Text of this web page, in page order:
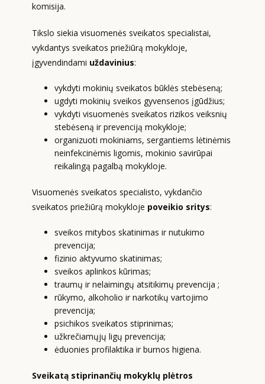
komisija.
Tikslo siekia visuomenės sveikatos specialistai,
vykdantys sveikatos priežiūrą mokykloje,
įgyvendindami uždavinius:
vykdyti mokinių sveikatos būklės stebėseną;
ugdyti mokinių sveikos gyvensenos įgūdžius;
vykdyti visuomenės sveikatos rizikos veiksnių
stebėseną ir prevenciją mokykloje;
organizuoti mokiniams, sergantiems lėtinėmis
neinfekcinėmis ligomis, mokinio savirūpai
reikalingą pagalbą mokykloje.
Visuomenės sveikatos specialisto, vykdančio
sveikatos priežiūrą mokykloje poveikio sritys:
sveikos mitybos skatinimas ir nutukimo
prevencija;
fizinio aktyvumo skatinimas;
sveikos aplinkos kūrimas;
traumų ir nelaimingų atsitikimų prevencija ;
rūkymo, alkoholio ir narkotikų vartojimo
prevencija;
psichikos sveikatos stiprinimas;
užkrečiamųjų ligų prevencija;
ėduonies profilaktika ir burnos higiena.
Sveikatą stiprinančių mokyklų plėtros